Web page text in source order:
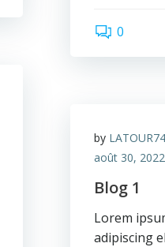
0
by
août 30, 2022
Blog 1
Lorem
adipiscing